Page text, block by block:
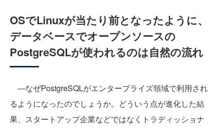
OSでLinuxが当たり前となったように、
データベースでオープンソースの
PostgreSQLが使われるのは自然の流れ
―なぜPostgreSQLがエンタープライズ領域で利用され
るようになったのでしょうか。どういう点が進化した結
果、スタートアップ企業などではなくトラディッショナ